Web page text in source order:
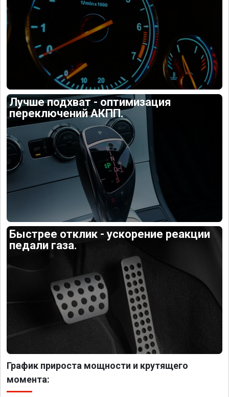
Лучше подхват - оптимизация
переключений АКПП.
Быстрее отклик - ускорение реакции
педали газа.
График прироста мощности и крутящего
момента: